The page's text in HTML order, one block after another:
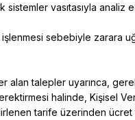
sistemler vasıtasıyla
sebebiyle zarara
alan talepler uyarınca,
halinde, Kişisel
tarife üzerinden